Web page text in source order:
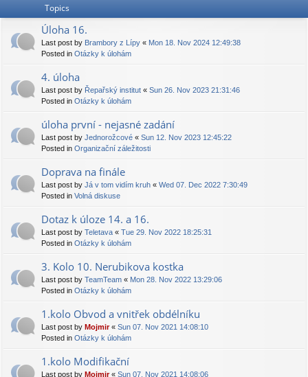
Topics
Úloha 16.
Last post by Brambory z Lípy « Mon 18. Nov 2024 12:49:38
Posted in Otázky k úlohám
4. úloha
Last post by Řepařský institut « Sun 26. Nov 2023 21:31:46
Posted in Otázky k úlohám
úloha první - nejasné zadání
Last post by Jednorožcové « Sun 12. Nov 2023 12:45:22
Posted in Organizační záležitosti
Doprava na finále
Last post by Já v tom vidím kruh « Wed 07. Dec 2022 7:30:49
Posted in Volná diskuse
Dotaz k úloze 14. a 16.
Last post by Teletava « Tue 29. Nov 2022 18:25:31
Posted in Otázky k úlohám
3. Kolo 10. Nerubikova kostka
Last post by TeamTeam « Mon 28. Nov 2022 13:29:06
Posted in Otázky k úlohám
1.kolo Obvod a vnitřek obdélníku
Last post by Mojmir« Sun 07. Nov 2021 14:08:10
Posted in Otázky k úlohám
1.kolo Modifikační
Last post by Mojmir« Sun 07. Nov 2021 14:08:06